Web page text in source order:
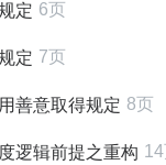
定 6页
定 7页
善意取得规定 8页
逻辑前提之重构